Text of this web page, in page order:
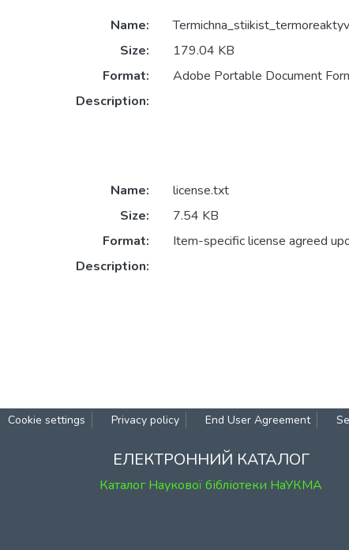
Name:
Size:
179.04 KB
Format:
Adobe Portable Document
Description:
Name:
license.txt
Size:
7.54 KB
Format:
Item-specific license agreed
Description:
Cookie settings Privacy policy End User Agreement
ЕЛЕКТРОННИЙ КАТАЛОГ
Каталог Наукової бібліотеки НаУКМА